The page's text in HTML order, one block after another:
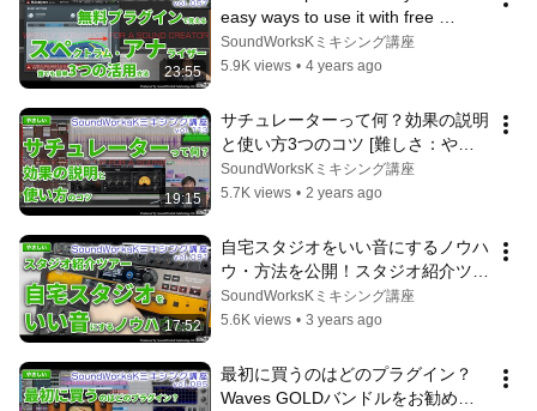
23:55
easy ways to use it with free
plugins [Difficulty: Easy vol.057] S...
SoundWorksKミキシング講座
5.9K views • 4 years ago
19:15
サチュレーターって何？効果の説明
と使い方3つのコツ [難しさ：やさ
しい vol.113] ミキシング/パラミッ
クス/歌ってみたMIX
SoundWorksKミキシング講座
5.7K views • 2 years ago
17:52
自宅スタジオをいい音にするノウハ
ウ・方法を公開！スタジオ紹介ツア
ー [難しさ：やさしい vol.091] 6
畳/MIX/ミキシング/吸音/スタンド/
SoundWorksKミキシング講座
5.6K views • 3 years ago
最初に買うのはどのプラグイン？
Waves GOLDバンドルをお勧めす